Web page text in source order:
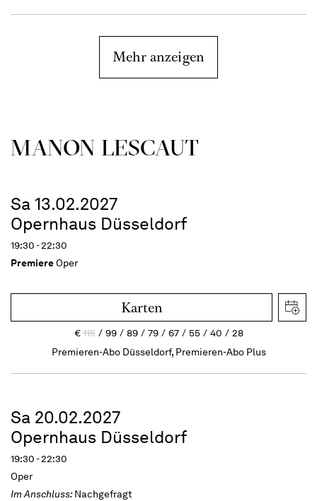
Mehr anzeigen
MANON LESCAUT
Sa 13.02.2027
Opernhaus Düsseldorf
19:30 - 22:30
PremiereOper
Karten
€115 99 89 79 67 55 40
28
Premieren-Abo Düsseldorf, Premieren-Abo Plus
Sa 20.02.2027
Opernhaus Düsseldorf
19:30 - 22:30
Oper
Im Anschluss:Nachgefragt